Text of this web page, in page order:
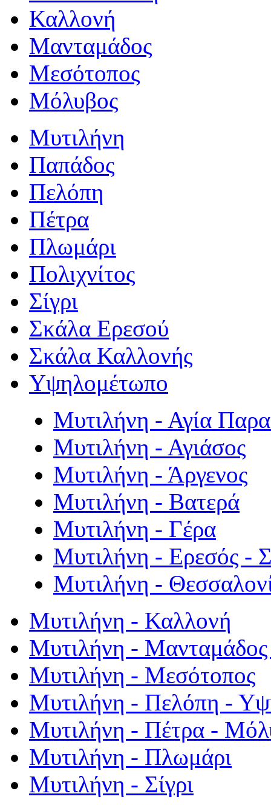
Καλλονή
Μανταμάδος
Μεσότοπος
Μόλυβος
Μυτιλήνη
Παπάδος
Πελόπη
Πέτρα
Πλωμάρι
Πολιχνίτος
Σίγρι
Σκάλα Ερεσού
Σκάλα Καλλονής
Υψηλομέτωπο
Μυτιλήνη - Αγία
Μυτιλήνη - Αγιάσος
Μυτιλήνη - Άργενος
Μυτιλήνη - Βατερά
Μυτιλήνη - Γέρα
Μυτιλήνη - Ερεσός -
Μυτιλήνη -
Μυτιλήνη - Καλλονή
Μυτιλήνη - Μανταμάδος
Μυτιλήνη - Μεσότοπος
Μυτιλήνη - Πελόπη -
Μυτιλήνη - Πέτρα -
Μυτιλήνη - Πλωμάρι
Μυτιλήνη - Σίγρι